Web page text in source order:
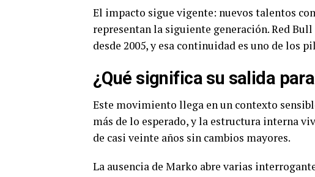
El impacto sigue vigente: nuevos talentos
representan la siguiente generación. Red
desde 2005, y esa continuidad es uno de los
¿Qué significa su salida
Este movimiento llega en un contexto
más de lo esperado, y la estructura interna
de casi veinte años sin cambios mayores.
La ausencia de Marko abre varias